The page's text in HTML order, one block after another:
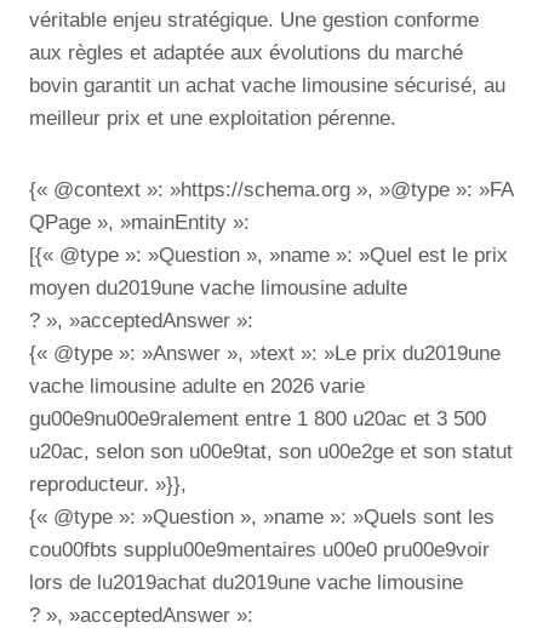
véritable enjeu stratégique. Une gestion conforme
aux règles et adaptée aux évolutions du marché
bovin garantit un achat vache limousine sécurisé, au
meilleur prix et une exploitation pérenne.
{« @context »: »https://schema.org », »@type »: »FA
QPage », »mainEntity »:
[{« @type »: »Question », »name »: »Quel est le prix
moyen du2019une vache limousine adulte
? », »acceptedAnswer »:
{« @type »: »Answer », »text »: »Le prix du2019une
vache limousine adulte en 2026 varie
gu00e9nu00e9ralement entre 1 800 u20ac et 3 500
u20ac, selon son u00e9tat, son u00e2ge et son statut
reproducteur. »}},
{« @type »: »Question », »name »: »Quels sont les
cou00fbts supplu00e9mentaires u00e0 pru00e9voir
lors de lu2019achat du2019une vache limousine
? », »acceptedAnswer »: